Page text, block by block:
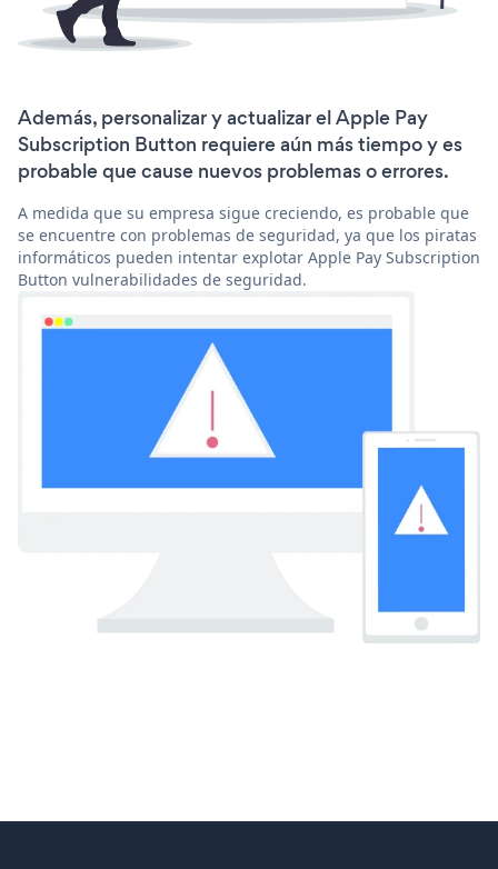
Además, personalizar y actualizar el Apple Pay
Subscription Button requiere aún más tiempo y es
probable que cause nuevos problemas o errores.
A medida que su empresa sigue creciendo, es probable que
se encuentre con problemas de seguridad, ya que los piratas
informáticos pueden intentar explotar Apple Pay Subscription
Button vulnerabilidades de seguridad.